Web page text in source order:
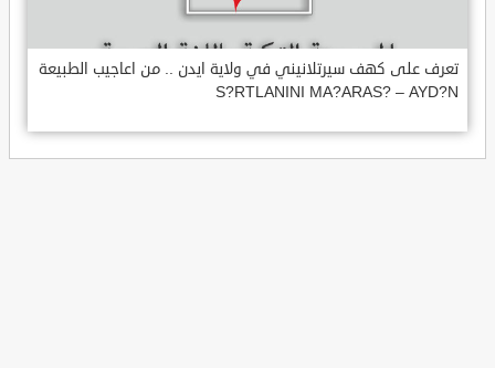
تعرف على كهف سيرتلانيني في ولاية ايدن .. من اعاجيب الطبيعة
S?RTLANINI MA?ARAS? – AYD?N